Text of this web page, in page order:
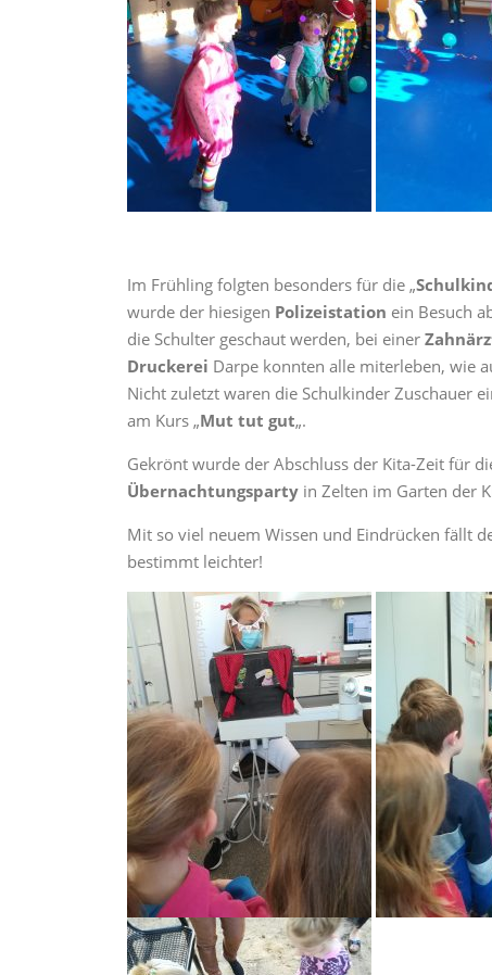
Im Frühling folgten besonders für die „
wurde der hiesigen Polizeistation ein Besuch
die Schulter geschaut werden, bei einer
Druckerei Darpe konnten alle miterleben, wie
Nicht zuletzt waren die Schulkinder Zuschauer
am Kurs „Mut tut gut„.
Gekrönt wurde der Abschluss der Kita-Zeit für
Übernachtungsparty in Zelten im Garten der
Mit so viel neuem Wissen und Eindrücken fällt
bestimmt leichter!